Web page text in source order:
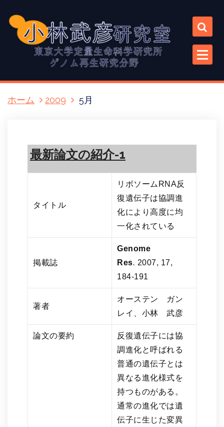
ホーム 2009 5月
最新論文の紹介-1
タイトル
リボソームRNA反
復遺伝子は協調進
化により高度に均
一化されている
掲載誌
Genome
Res. 2007, 17,
184-191
著者
オーステン ガン
レイ、小林 武彦
論文の要約
反復遺伝子には協
調進化と呼ばれる
普通の遺伝子とは
異なる進化様式を
持つものがある。
通常の進化では遺
伝子に生じた変異